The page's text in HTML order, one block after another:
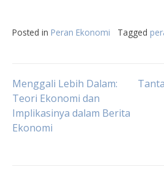
Posted in Peran Ekonomi Tagged
Post
navigation
Menggali Lebih Dalam:
Teori Ekonomi dan
Implikasinya dalam Berita
Ekonomi